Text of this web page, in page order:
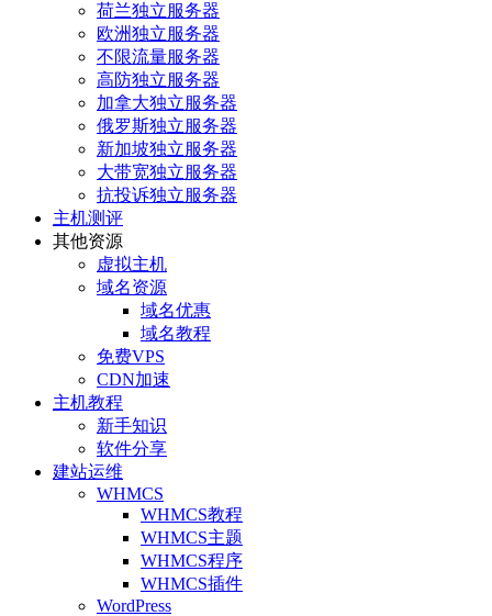
荷兰独立服务器
欧洲独立服务器
不限流量服务器
高防独立服务器
加拿大独立服务器
俄罗斯独立服务器
新加坡独立服务器
大带宽独立服务器
抗投诉独立服务器
主机测评
其他资源
虚拟主机
域名资源
域名优惠
域名教程
免费VPS
CDN加速
主机教程
新手知识
软件分享
建站运维
WHMCS
WHMCS教程
WHMCS主题
WHMCS程序
WHMCS插件
WordPress